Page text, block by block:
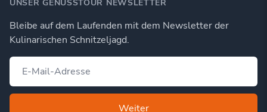
UNSER GENUSSTOUR NEWSLETTER
Bleibe auf dem Laufenden mit dem Newsletter der
Kulinarischen Schnitzeljagd.
Weiter